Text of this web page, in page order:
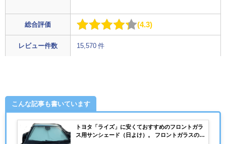
総合評価 4.3
レビュー件数 15,570 件
こんな記事も書いています
トヨタ「ライズ」に安くておすすめのフロントガラ
ス用サンシェード（日よけ）。 フロントガラスのサ